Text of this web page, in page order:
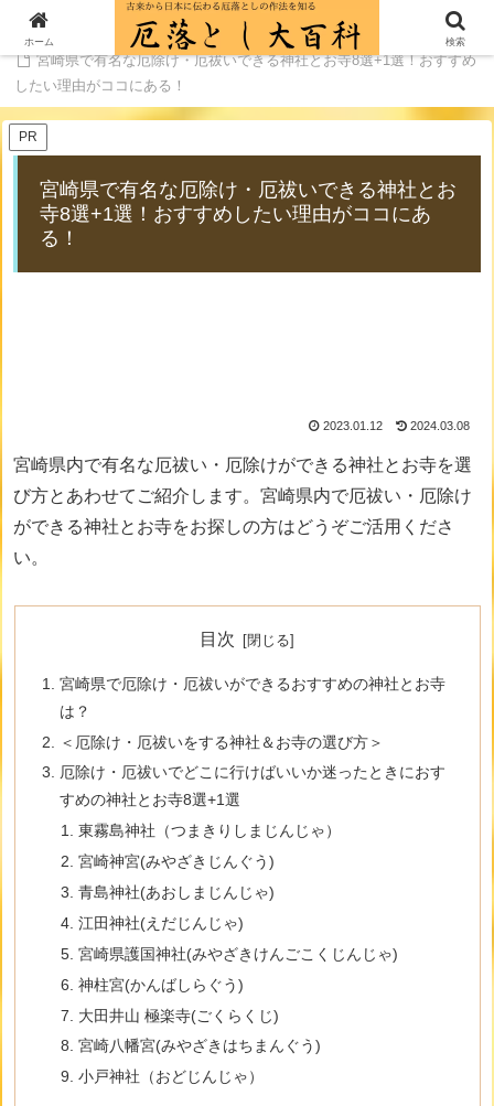
厄年の厄除け厄払いにおすすめの神社とお寺一覧
宮崎県で有名な厄除け・厄祓いできる神社とお寺8選+1選！おすすめ
したい理由がココにある！
PR
宮崎県で有名な厄除け・厄祓いできる神社とお
寺8選+1選！おすすめしたい理由がココにあ
る！
2023.01.12 2024.03.08
宮崎県内で有名な厄祓い・厄除けができる神社とお寺を選
び方とあわせてご紹介します。宮崎県内で厄祓い・厄除け
ができる神社とお寺をお探しの方はどうぞご活用くださ
い。
目次
宮崎県で厄除け・厄祓いができるおすすめの神社とお寺
は？
＜厄除け・厄祓いをする神社＆お寺の選び方＞
厄除け・厄祓いでどこに行けばいいか迷ったときにおす
すめの神社とお寺8選+1選
東霧島神社（つまきりしまじんじゃ）
宮崎神宮(みやざきじんぐう)
青島神社(あおしまじんじゃ)
江田神社(えだじんじゃ)
宮崎県護国神社(みやざきけんごこくじんじゃ)
神柱宮(かんばしらぐう)
大田井山 極楽寺(ごくらくじ)
宮崎八幡宮(みやざきはちまんぐう)
小戸神社（おどじんじゃ）
ホーム 検索